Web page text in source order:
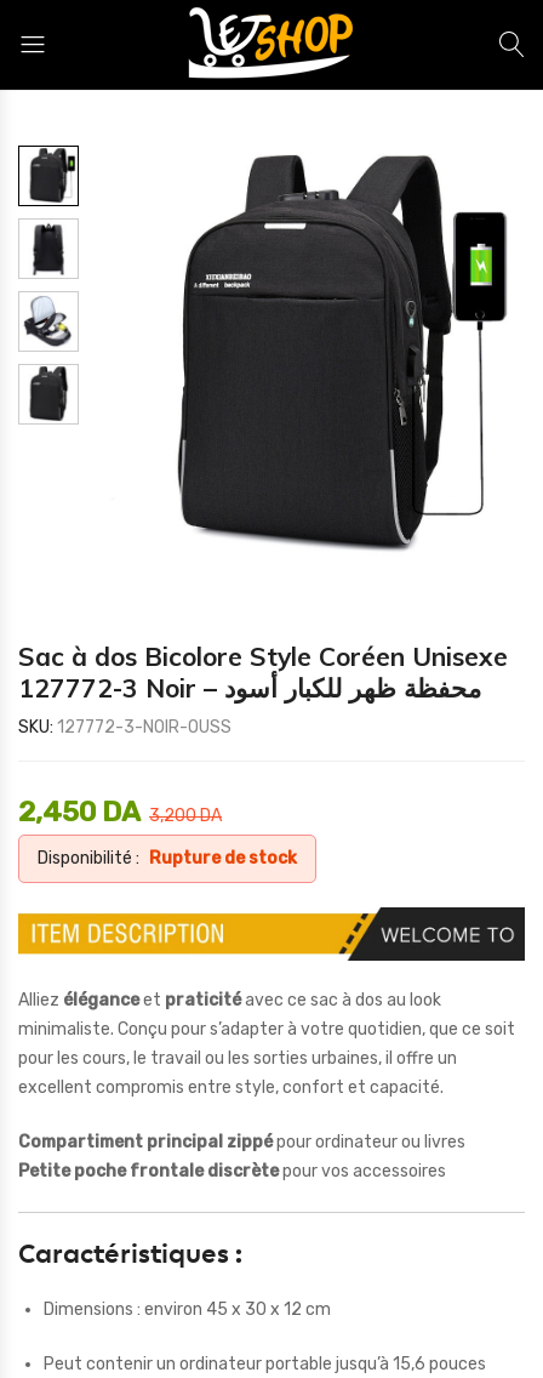
Sac à dos Bicolore Style Coréen Unisexe
127772-3 Noir – محفظة ظهر للكبار أسود
SKU: 127772-3-NOIR-OUSS
3,200DA
2,450 DA
Disponibilité : Rupture de stock
Alliez éléganceet praticitéavec ce sac à dos au look
minimaliste. Conçu pour s’adapter à votre quotidien, que ce soit
pour les cours, le travail ou les sorties urbaines, il offre un
excellent compromis entre style, confort et capacité.
Compartiment principal zippépour ordinateur ou livres
Petite poche frontale discrètepour vos accessoires
Caractéristiques :
Dimensions : environ 45 x 30 x 12 cm
Peut contenir un ordinateur portable jusqu’à 15,6 pouces